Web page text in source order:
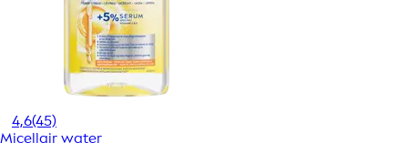
4,6(45)
Micellair water